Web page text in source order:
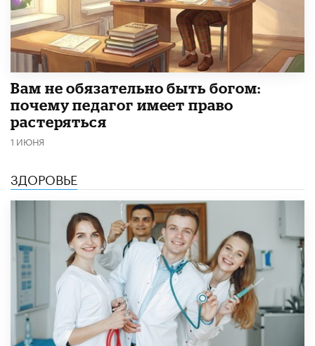
​Вам не обязательно быть богом:
почему педагог имеет право
растеряться
1 ИЮНЯ
ЗДОРОВЬЕ